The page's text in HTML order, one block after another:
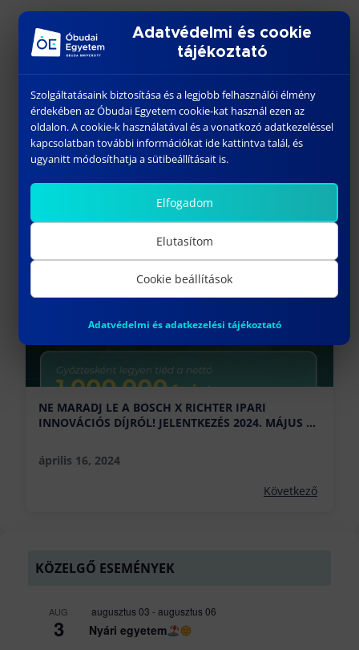
ÚJABB ÉRDEKES ELŐADÁS A
NE MARADJ LE A BOSCH X RICHTER IPARI
INNOVÁCIÓS DÍJRÓL! JELENTKEZÉS 2024. MÁJUS 5-
április 16, 2024
Következő
KÖZELGŐ ESEMÉNYEK
AUG
3
augusztus 03 -augusztus 06
Nyári egyetem
Adatvédelmi és cookie
tájékoztató
Szolgáltatásaink biztosítása és a legjobb felhasználói élmény
érdekében az Óbudai Egyetem cookie-kat használ ezen az
oldalon. A cookie-k használatával és a vonatkozó adatkezeléssel
kapcsolatban további információkat ide kattintva talál, és
ugyanitt módosíthatja a sütibeállításait is.
Elfogadom
Elutasítom
Cookie beállítások
Adatvédelmi és adatkezelési tájékoztató